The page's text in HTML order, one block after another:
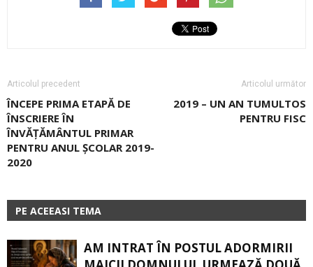
Articolul precedent
ÎNCEPE PRIMA ETAPĂ DE
ÎNSCRIERE ÎN
ÎNVĂŢĂMÂNTUL PRIMAR
PENTRU ANUL ŞCOLAR 2019-
2020
Articolul următor
2019 – UN AN TUMULTOS
PENTRU FISC
PE ACEEASI TEMA
AM INTRAT ÎN POSTUL ADORMIRII